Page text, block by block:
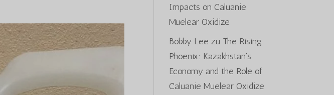
Impacts on Caluanie
Muelear Oxidize
Bobby Lee zu The Rising
Phoenix: Kazakhstan’s
Economy and the Role of
Caluanie Muelear Oxidize